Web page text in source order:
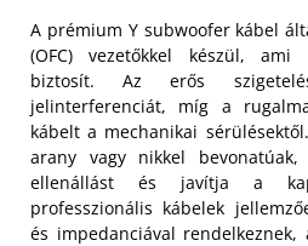
A prémium Y subwoofer kábel
(OFC) vezetőkkel készül, ami
biztosít. Az erős
jelinterferenciát, míg a
kábelt a mechanikai
arany vagy nikkel
ellenállást és javítja a
professzionális kábelek
és impedanciával rendelkeznek,